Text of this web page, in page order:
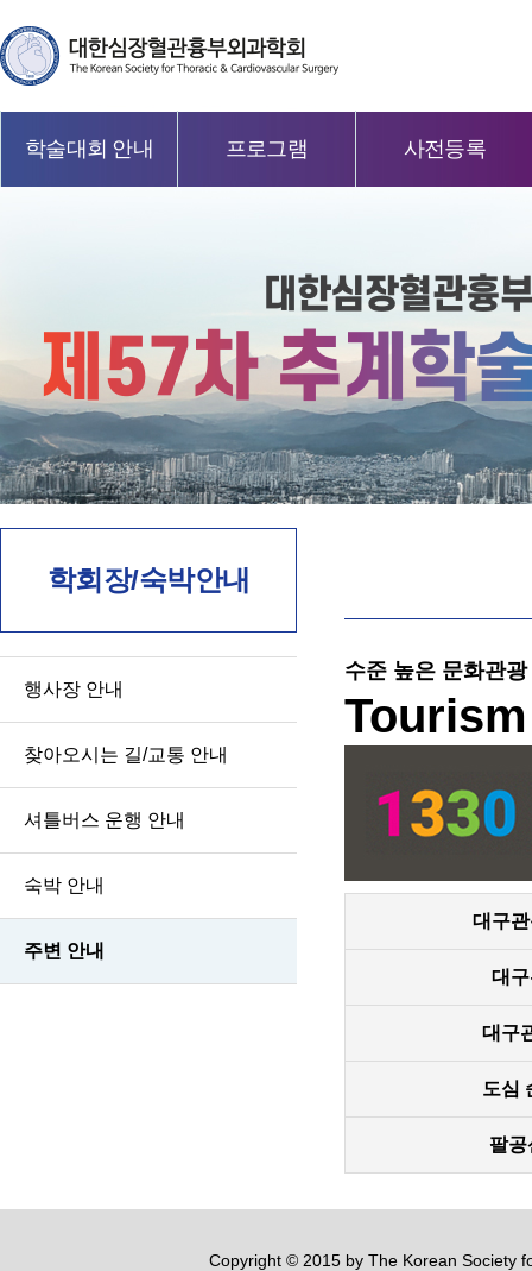
학술대회 안내 프로그램 사전등록
학회장/숙박안내
행사장 안내
찾아오시는 길/교통 안내
셔틀버스 운행 안내
숙박 안내
주변 안내
수준 높은 문화관
대구
대
대구
도심
팔공
Copyright © 2015 by The Korean Society